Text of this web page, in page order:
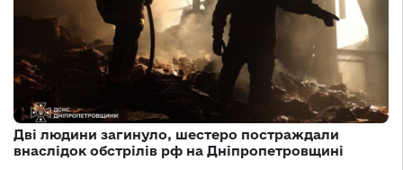
Дві людини загинуло, шестеро постраждали
внаслідок обстрілів рф на Дніпропетровщині